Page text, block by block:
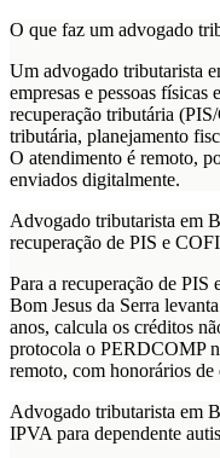
O que faz um advogado
Um advogado tributarista
empresas e pessoas
recuperação tributária
tributária, planejamento
O atendimento é remoto,
enviados digitalmente.
Advogado tributarista em
recuperação de PIS e
Para a recuperação de
Bom Jesus da Serra
anos, calcula os créditos
protocola o PERDCOMP
remoto, com honorários
Advogado tributarista em
IPVA para dependente